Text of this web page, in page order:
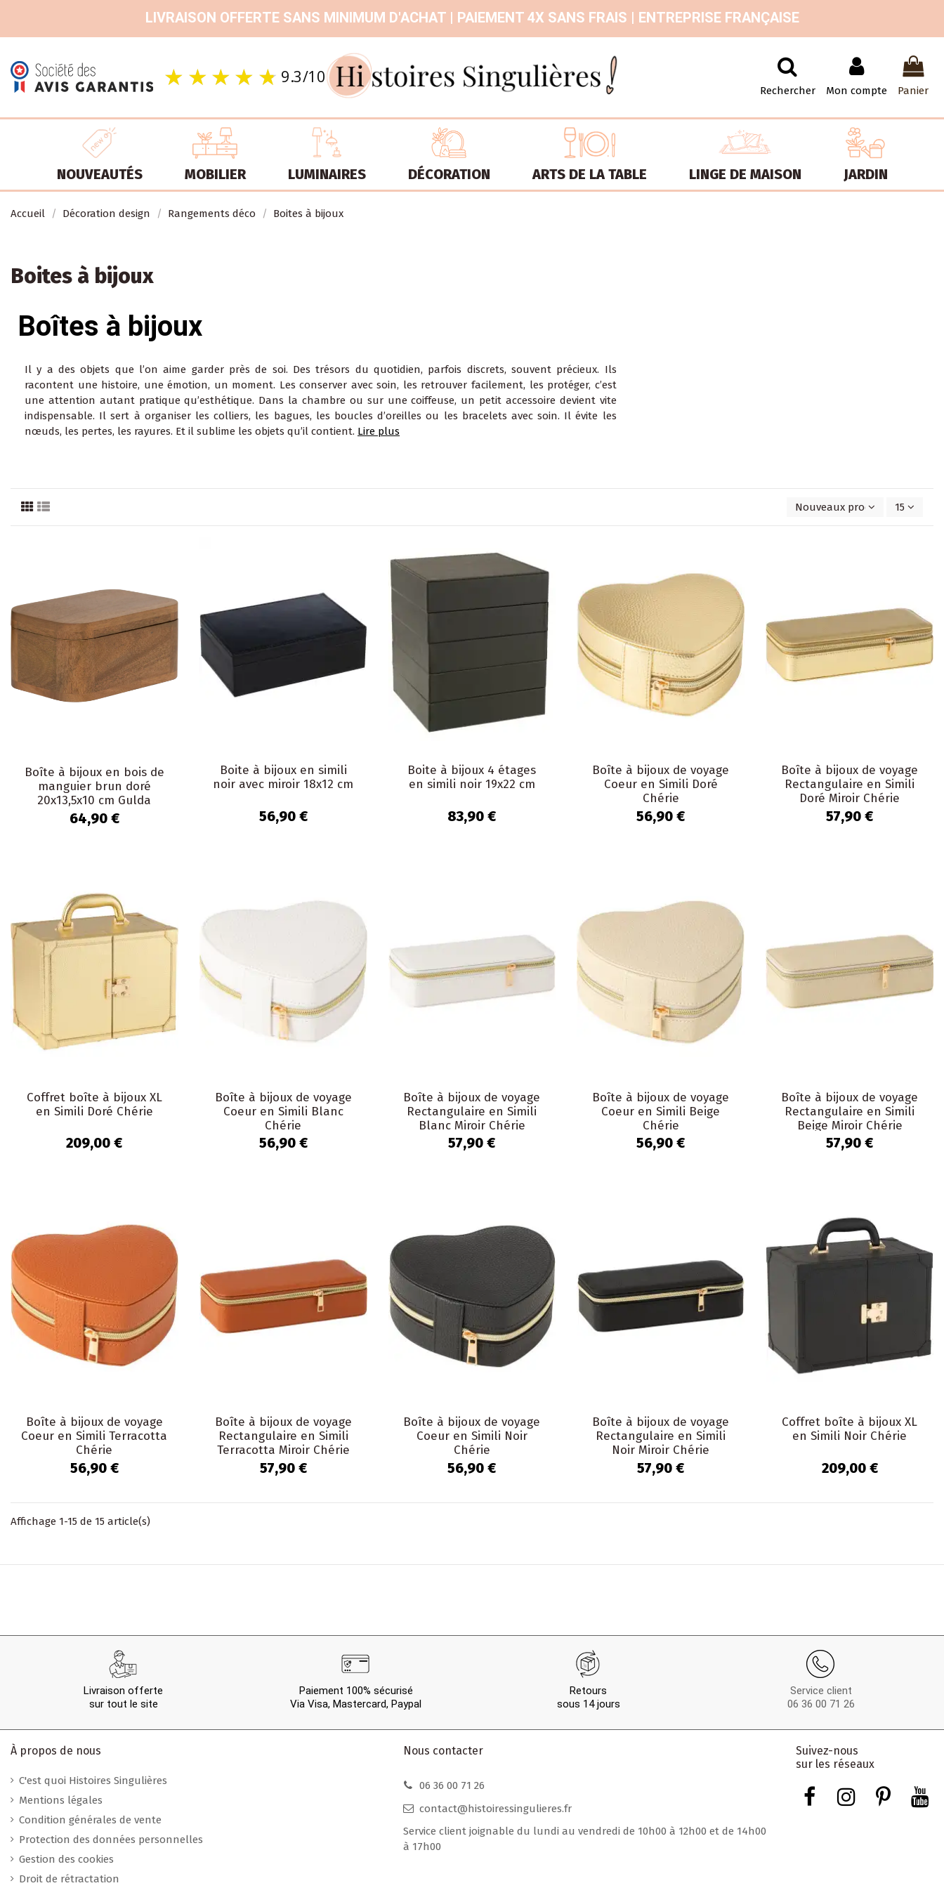
LIVRAISON OFFERTE SANS MINIMUM D'ACHAT | PAIEMENT 4X SANS FRAIS | ENTREPRISE FRANÇAISE
9.3/10 Rechercher Mon compte Panier
NOUVEAUTÉS MOBILIER LUMINAIRES DÉCORATION ARTS DE LA TABLE LINGE DE MAISON JARDIN
Accueil Décoration design Rangements déco Boites à bijoux
Boites à bijoux
Boîtes à bijoux
Il y a des objets que l’on aime garder près de soi. Des trésors du quotidien, parfois discrets, souvent précieux. Ils
racontent une histoire, une émotion, un moment. Les conserver avec soin, les retrouver facilement, les protéger, c’est
une attention autant pratique qu’esthétique. Dans la chambre ou sur une coiffeuse, un petit accessoire devient vite
indispensable. Il sert à organiser les colliers, les bagues, les boucles d’oreilles ou les bracelets avec soin. Il évite les
nœuds, les pertes, les rayures. Et il sublime les objets qu’il contient. Lire plus
Nouveaux produits en premier
15
Boîte à bijoux en bois de
manguier brun doré
20x13,5x10 cm Gulda
64,90 €
Boite à bijoux en simili
noir avec miroir 18x12 cm
56,90 €
Boite à bijoux 4 étages
en simili noir 19x22 cm
83,90 €
Boîte à bijoux de voyage
Coeur en Simili Doré
Chérie
56,90 €
Boîte à bijoux de voyage
Rectangulaire en Simili
Doré Miroir Chérie
57,90 €
Coffret boîte à bijoux XL
en Simili Doré Chérie
209,00 €
Boîte à bijoux de voyage
Coeur en Simili Blanc
Chérie
56,90 €
Boîte à bijoux de voyage
Rectangulaire en Simili
Blanc Miroir Chérie
57,90 €
Boîte à bijoux de voyage
Coeur en Simili Beige
Chérie
56,90 €
Boîte à bijoux de voyage
Rectangulaire en Simili
Beige Miroir Chérie
57,90 €
Boîte à bijoux de voyage
Coeur en Simili Terracotta
Chérie
56,90 €
Boîte à bijoux de voyage
Rectangulaire en Simili
Terracotta Miroir Chérie
57,90 €
Boîte à bijoux de voyage
Coeur en Simili Noir
Chérie
56,90 €
Boîte à bijoux de voyage
Rectangulaire en Simili
Noir Miroir Chérie
57,90 €
Coffret boîte à bijoux XL
en Simili Noir Chérie
209,00 €
Affichage 1-15 de 15 article(s)
Livraison offerte
sur tout le site
Paiement 100% sécurisé
Via Visa, Mastercard, Paypal
Retours
sous 14 jours
Service client
06 36 00 71 26
À propos de nous
C'est quoi Histoires Singulières
Mentions légales
Condition générales de vente
Protection des données personnelles
Gestion des cookies
Droit de rétractation
Nous contacter
06 36 00 71 26
contact@histoiressingulieres.fr
Service client joignable du lundi au vendredi de 10h00 à 12h00 et de 14h00
à 17h00
Suivez-nous
sur les réseaux